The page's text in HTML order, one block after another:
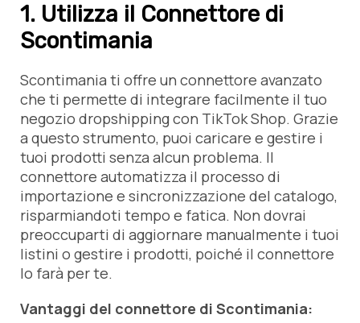
1. Utilizza il Connettore di
Scontimania
Scontimania ti offre un connettore avanzato
che ti permette di integrare facilmente il tuo
negozio dropshipping con TikTok Shop. Grazie
a questo strumento, puoi caricare e gestire i
tuoi prodotti senza alcun problema. Il
connettore automatizza il processo di
importazione e sincronizzazione del catalogo,
risparmiandoti tempo e fatica. Non dovrai
preoccuparti di aggiornare manualmente i tuoi
listini o gestire i prodotti, poiché il connettore
lo farà per te.
Vantaggi del connettore di Scontimania: